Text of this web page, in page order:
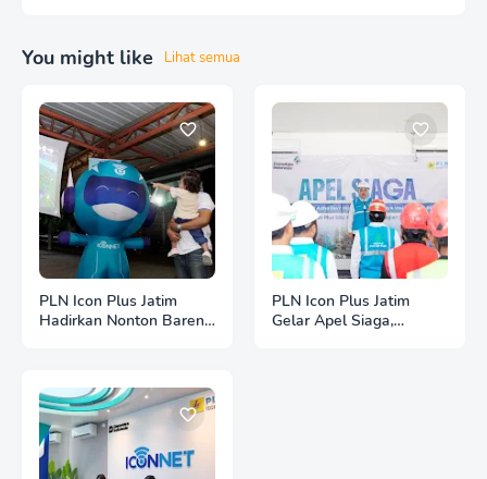
You might like Lihat semua
PLN Icon Plus Jatim
Hadirkan Nonton Bareng
dengan Masyarakat
PLN Icon Plus Jatim
Gelar Apel Siaga,